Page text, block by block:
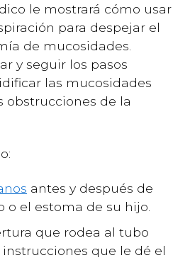
le mostrará cómo usar
para despejar el
de mucosidades.
y seguir los pasos
las mucosidades
obstrucciones de la
antes y después de
o el estoma de su hijo.
que rodea al tubo
que le dé el